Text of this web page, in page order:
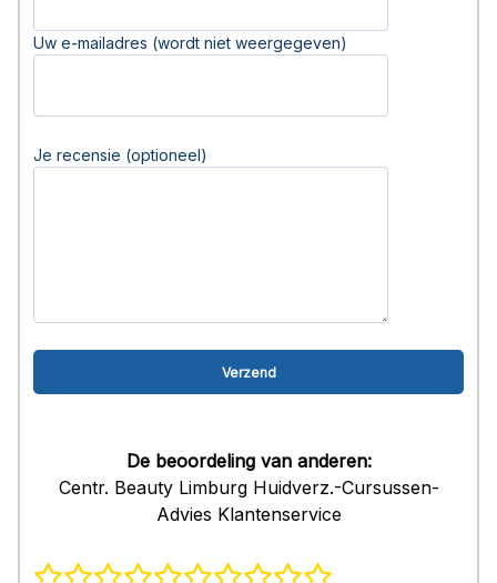
Uw e-mailadres (wordt niet weergegeven)
Je recensie (optioneel)
De beoordeling van anderen:
Centr. Beauty Limburg Huidverz.-Cursussen-
Advies Klantenservice